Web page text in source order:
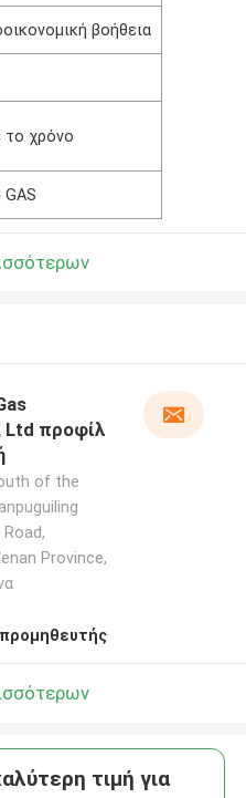
βοήθεια
το χρόνο
GAS
Ltd προφίλ
of the
Province,
τιμή για